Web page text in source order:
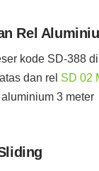
Rel
kode SD-388
dan rel SD 02
3 meter